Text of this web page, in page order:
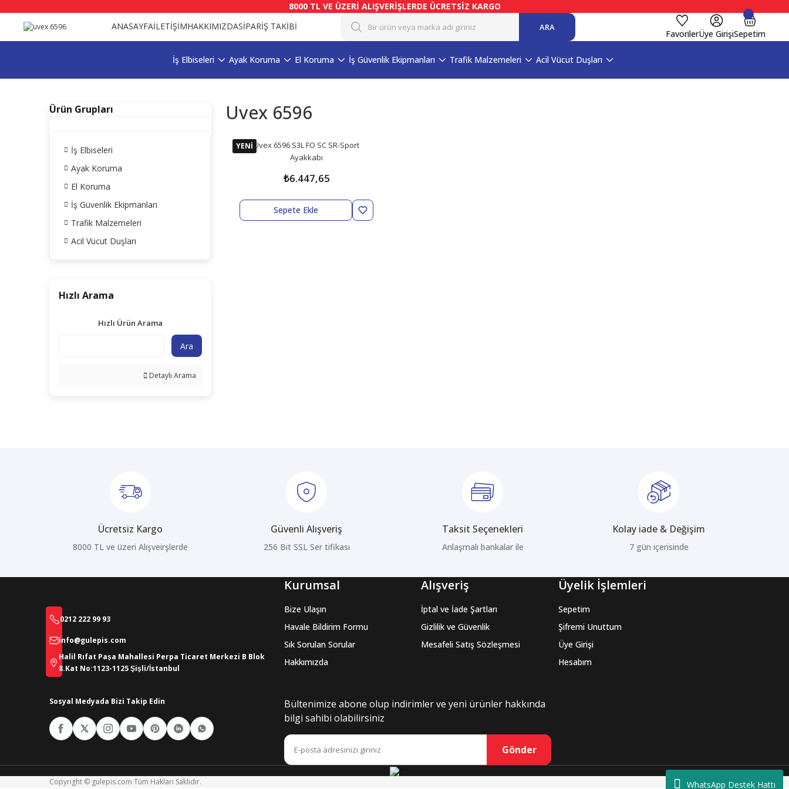
WhatsApp Destek Hattı
8000 TL VE ÜZERİ ALIŞVERİŞLERDE ÜCRETSİZ KARGO
ANASAYFAİLETİŞİMHAKKIMIZDASİPARİŞ TAKİBİ ARA
FavorilerÜye GirişiSepetim
İş Elbiseleri Ayak Koruma El Koruma İş Güvenlik Ekipmanları Trafik Malzemeleri Acil Vücut Duşları
Ürün Grupları
İş Elbiseleri
Ayak Koruma
El Koruma
İş Güvenlik Ekipmanları
Trafik Malzemeleri
Acil Vücut Duşları
Hızlı Arama
Hızlı Ürün Arama
Ara
Detaylı Arama
Uvex 6596
YENİ Uvex 6596 S3L FO SC SR-Sport
Ayakkabı
₺6.447,65
Sepete Ekle
Ücretsiz Kargo
8000 TL ve üzeri Alışveirşlerde
Güvenli Alışveriş
256 Bit SSL Ser tifikası
Taksit Seçenekleri
Anlaşmalı bankalar ile
Kolay iade & Değişim
7 gün içerisinde
0212 222 99 93
info@gulepis.com
Halil Rıfat Paşa Mahallesi Perpa Ticaret Merkezi B Blok
8.Kat No:1123-1125 Şişli/İstanbul
Sosyal Medyada Bizi Takip Edin
Kurumsal
Bize Ulaşın
Havale Bildirim Formu
Sık Sorulan Sorular
Hakkımızda
Alışveriş
İptal ve İade Şartları
Gizlilik ve Güvenlik
Mesafeli Satış Sözleşmesi
Üyelik İşlemleri
Sepetim
Şifremi Unuttum
Üye Girişi
Hesabım
Bültenimize abone olup indirimler ve yeni ürünler hakkında
bilgi sahibi olabilirsiniz
Gönder
Copyright © gulepis.com Tüm Hakları Saklıdır.